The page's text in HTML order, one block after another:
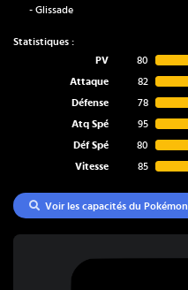
- Glissade
Statistiques :
PV
80
Attaque
82
Défense
78
Atq Spé
95
Déf Spé
80
Vitesse
85
Voir les capacités du Pokémon